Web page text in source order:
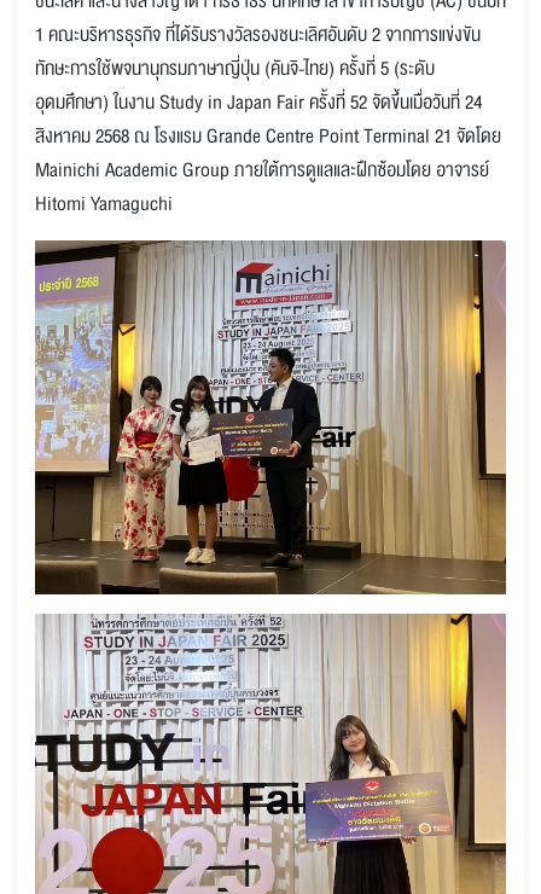
1 คณะบริหารธุรกิจ ที่ได้รับรางวัลรองชนะเลิศอันดับ 2 จากการแข่งขัน
ทักษะการใช้พจนานุกรมภาษาญี่ปุ่น (คันจิ-ไทย) ครั้งที่ 5 (ระดับ
อุดมศึกษา) ในงาน Study in Japan Fair ครั้งที่ 52 จัดขึ้นเมื่อวันที่ 24
สิงหาคม 2568 ณ โรงแรม Grande Centre Point Terminal 21 จัดโดย
Mainichi Academic Group ภายใต้การดูแลและฝึกซ้อมโดย อาจารย์
Hitomi Yamaguchi